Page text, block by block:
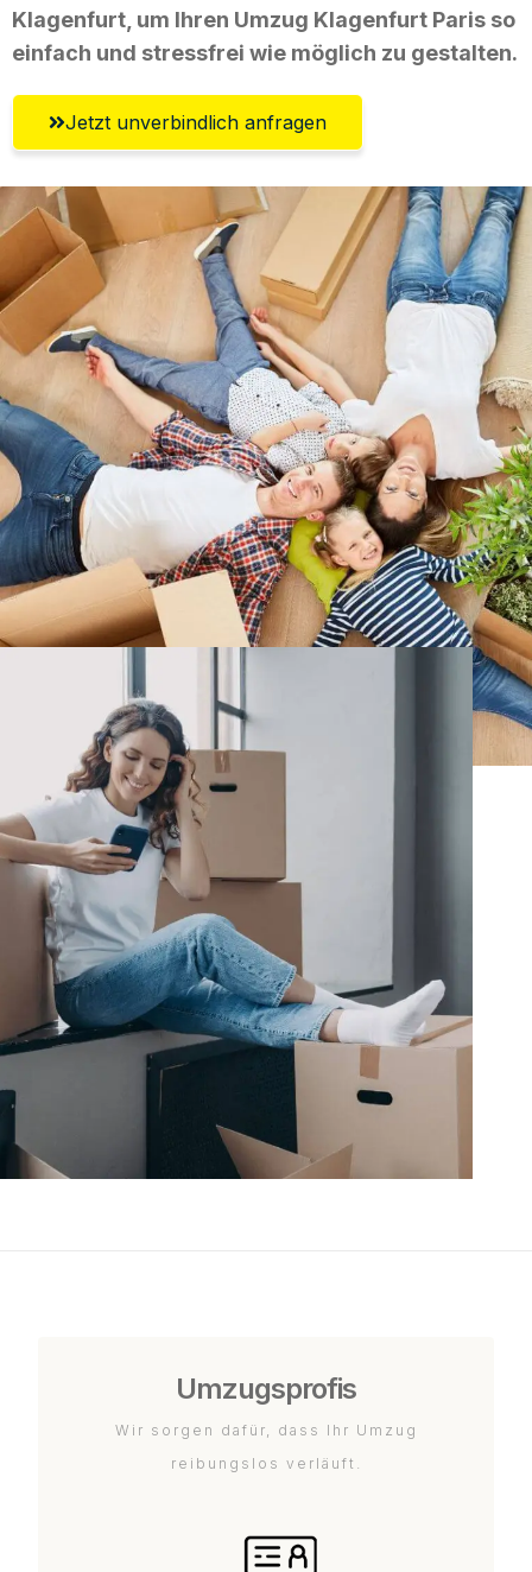
Klagenfurt, um Ihren Umzug Klagenfurt Paris so
einfach und stressfrei wie möglich zu gestalten.
Jetzt unverbindlich anfragen
Umzugsprofis
Wir sorgen dafür, dass Ihr Umzug
reibungslos verläuft.